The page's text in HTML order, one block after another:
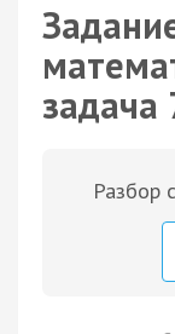
задача
Разбор